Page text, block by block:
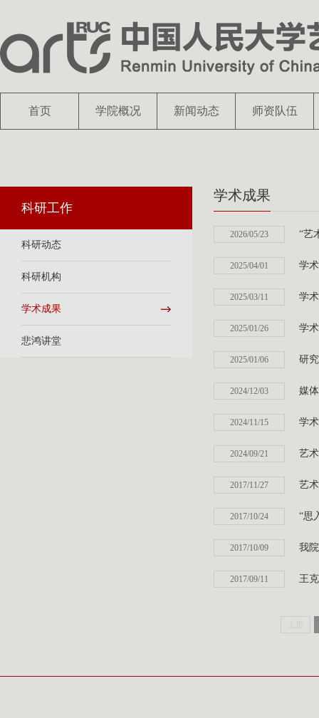
首页 学院概况 新闻动态 师资队伍
科研工作
科研动态
科研机构
学术成果
悲鸿讲堂
学术成果
2026/05/23 “艺
2025/04/01 学
2025/03/11 学
2025/01/26 学
2025/01/06 研
2024/12/03 媒
2024/11/15 学
2024/09/21 艺
2017/11/27 艺
2017/10/24 “思
2017/10/09 我
2017/09/11 王